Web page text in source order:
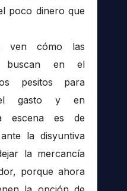
poco dinero que
ven cómo las
buscan en el
pesitos para
el gasto y en
escena es de
la disyuntiva
la mercancía
porque ahora